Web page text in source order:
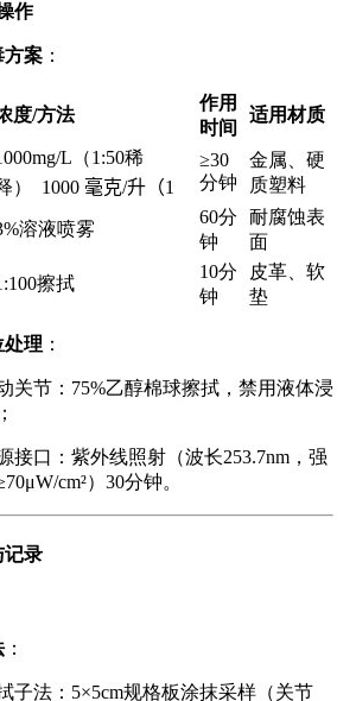
作
方案 ：
度/方法
作用
时间
适用材质
L（1:50稀
）
1000 毫克/升（1
≥30
分钟
金属、硬
质塑料
溶液喷雾
60分
钟
耐腐蚀表
面
擦拭
10分
钟
皮革、软
垫
处理 ：
关节：75%乙醇棉球擦拭，禁用液体浸
接口：紫外线照射（波长253.7nm，强
cm²）30分钟。
记录
：
子法：5×5cm规格板涂抹采样（关节